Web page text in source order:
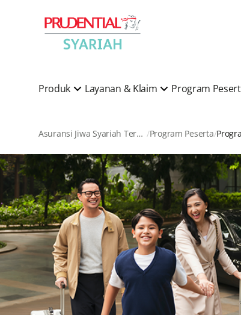
Produk Layanan & Klaim Program
Asuransi Jiwa Syariah Terkemuka di Indonesia Program Peserta